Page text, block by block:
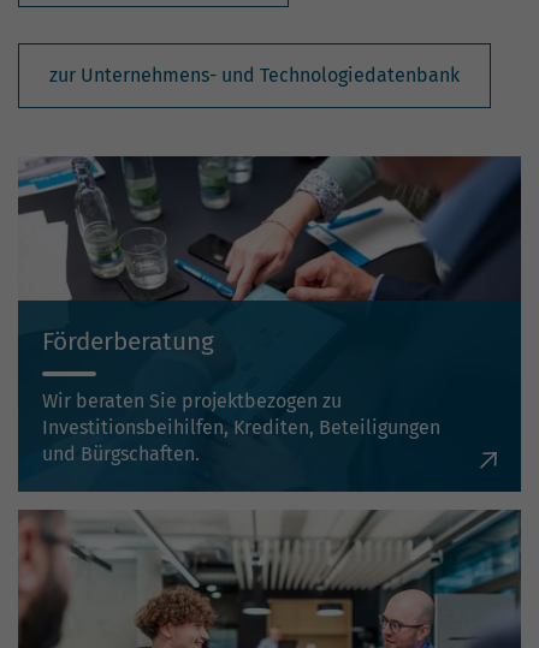
zur Unternehmens- und Technologiedatenbank
Förderberatung
Wir beraten Sie projektbezogen zu
Investitionsbeihilfen, Krediten, Beteiligungen
und Bürgschaften.